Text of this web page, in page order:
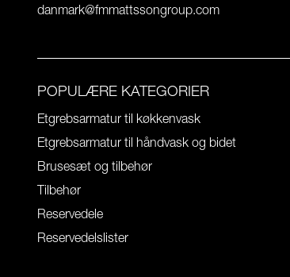
danmark@fmmattssongroup.com
POPULÆRE KATEGORIER
Etgrebsarmatur til køkkenvask
Etgrebsarmatur til håndvask og bidet
Brusesæt og tilbehør
Tilbehør
Reservedele
Reservedelslister